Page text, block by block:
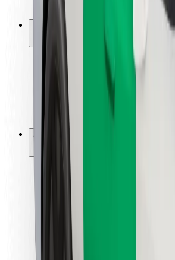
Safety Lab
Cidades
Localizações
Soluções para as cidades
Aeroportos
Estações de carregamento da Bolt
Ajuda
Para passageiros
Para motoristas
Para estafetas
Bolt Food
Para gestores de frota